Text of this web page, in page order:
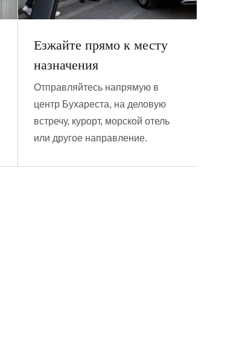
Езжайте прямо к месту
назначения
Отправляйтесь напрямую в
центр Бухареста, на деловую
встречу, курорт, морской отель
или другое направление.